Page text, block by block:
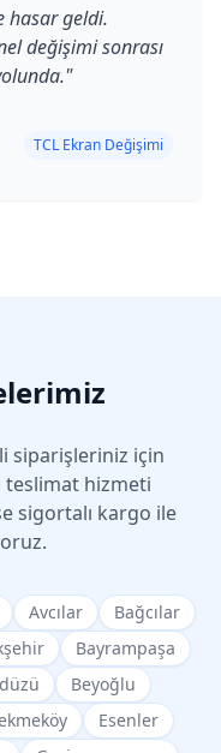
hasar geldi.
değişimi sonrası
"
TCL Ekran Değişimi
siparişleriniz için
teslimat hizmeti
sigortalı kargo ile
Avcılar
Bağcılar
Bayrampaşa
Beyoğlu
Esenler